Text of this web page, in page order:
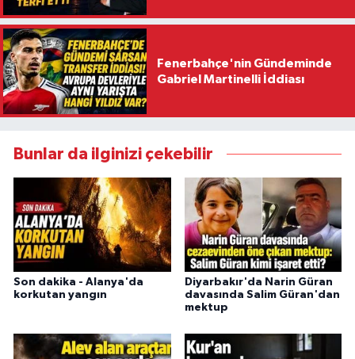
Fenerbahçe'nin Gündeminde
Gabriel Martinelli İddiası
Bunlar da ilginizi çekebilir
Son dakika - Alanya'da
korkutan yangın
Diyarbakır'da Narin Güran
davasında Salim Güran'dan
mektup